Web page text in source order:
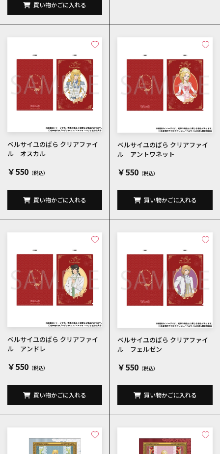
買い物かごに入れる
ベルサイユのばら クリアファイ
ル オスカル
￥550
買い物かごに入れる
ベルサイユのばら クリアファイ
ル アントワネット
￥550
買い物かごに入れる
ベルサイユのばら クリアファイ
ル アンドレ
￥550
買い物かごに入れる
ベルサイユのばら クリアファイ
ル フェルゼン
￥550
買い物かごに入れる